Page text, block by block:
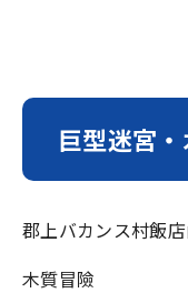
巨型迷宮
郡上バカンス村飯店
木質冒險